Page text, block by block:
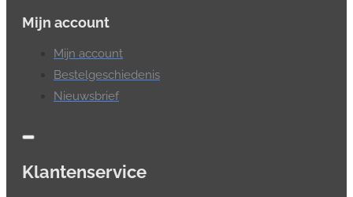
Mijn account
Mijn account
Bestelgeschiedenis
Nieuwsbrief
Klantenservice